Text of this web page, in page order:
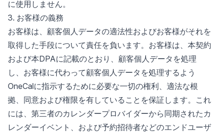
に使用しません。
3. お客様の義務
お客様は、顧客個人データの適法性およびお客様がそれを
取得した手段について責任を負います。お客様は、本契約
および本DPAに記載のとおり、顧客個人データを処理
し、お客様に代わって顧客個人データを処理するよう
OneCalに指示するために必要な一切の権利、適法な根
拠、同意および権限を有していることを保証します。これ
には、第三者のカレンダープロバイダーから同期されたカ
レンダーイベント、および予約招待者などのエンドユーザ